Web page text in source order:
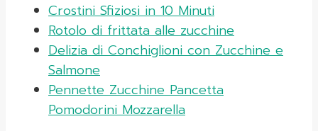
Crostini Sfiziosi in 10 Minuti
Rotolo di frittata alle zucchine
Delizia di Conchiglioni con Zucchine e
Salmone
Pennette Zucchine Pancetta
Pomodorini Mozzarella